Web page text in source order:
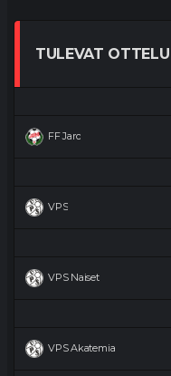
TULEVAT
FF Jaro
VPS
VPS Naiset
VPS Akatemia